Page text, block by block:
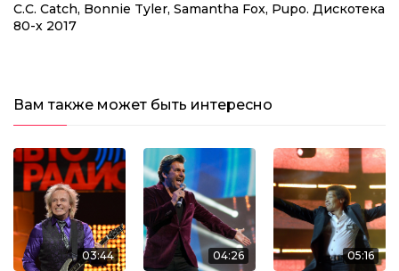
C.C. Catch, Bonnie Tyler, Samantha Fox, Pupo. Дискотека
80-х 2017
Вам также может быть интересно
03:44 04:26 05:16